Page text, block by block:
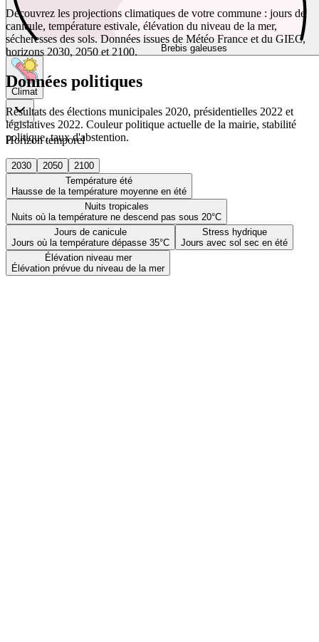
Brebis galeuses
Climat
Horizon temporel
2030 2050
2100
Température été
Hausse de la température moyenne en été
Nuits tropicales
Nuits où la température ne descend pas sous 20°C
Jours de canicule
Jours où la température dépasse 35°C
Stress hydrique
Jours avec sol sec en été
Élévation niveau mer
Élévation prévue du niveau de la mer
Découvrez les projections climatiques de votre commune : jours de
canicule, température estivale, élévation du niveau de la mer,
sécheresses des sols. Données issues de Météo France et du GIEC,
horizons 2030, 2050 et 2100.
Données politiques
Résultats des élections municipales 2020, présidentielles 2022 et
législatives 2022. Couleur politique actuelle de la mairie, stabilité
politique, taux d'abstention.